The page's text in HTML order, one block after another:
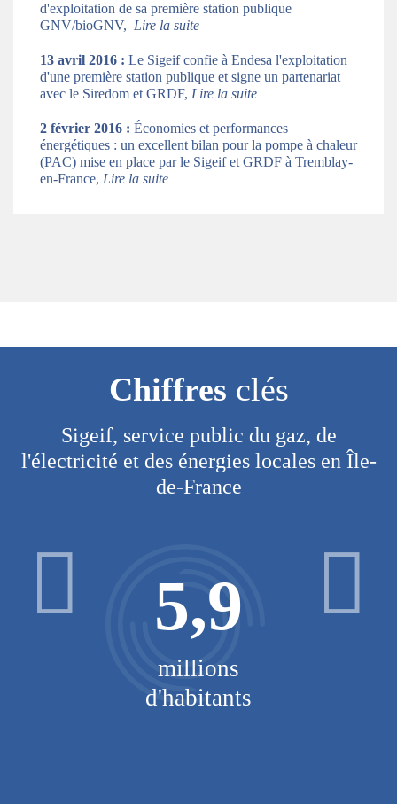
d'exploitation de sa première station publique
GNV/bioGNV, Lire la suite
13 avril 2016 : Le Sigeif confie à Endesa l'exploitation
d'une première station publique et signe un partenariat
avec le Siredom et GRDF, Lire la suite
2 février 2016 : Économies et performances
énergétiques : un excellent bilan pour la pompe à chaleur
(PAC) mise en place par le Sigeif et GRDF à Tremblay-
en-France, Lire la suite
Chiffres clés
Sigeif, service public du gaz, de
l'électricité et des énergies locales en Île-
de-France
5,9
millions
d'habitants